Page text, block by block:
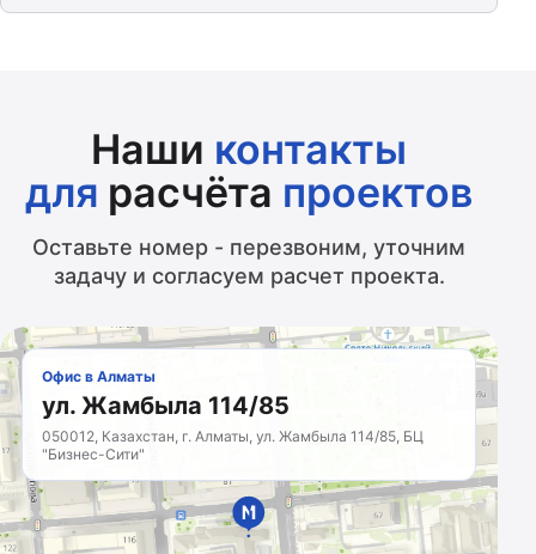
Наши контакты
для расчёта проектов
Оставьте номер - перезвоним, уточним
задачу и согласуем расчет проекта.
Офис в Алматы
ул. Жамбыла 114/85
050012, Казахстан, г. Алматы, ул. Жамбыла 114/85, БЦ
"Бизнес-Сити"МАРКЕТИНГОВОЕ
АГЕНТСТВО
Казахстан · с 2011 года